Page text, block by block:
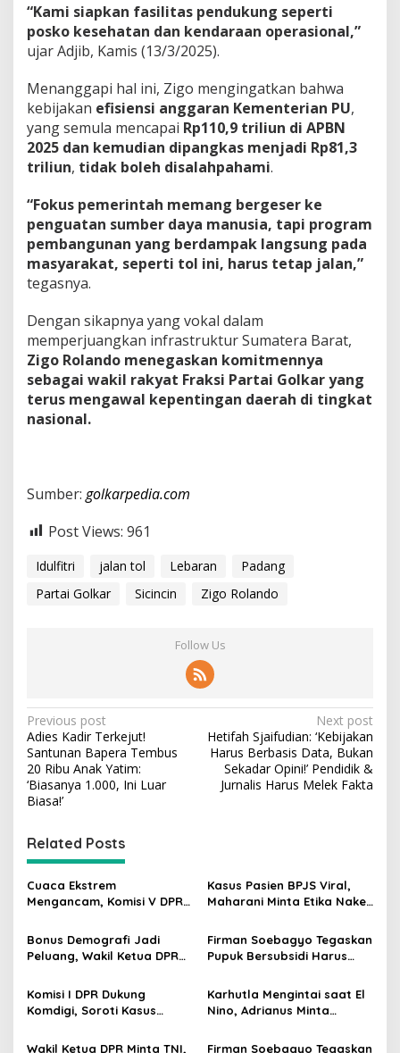
“Kami siapkan fasilitas pendukung seperti
posko kesehatan dan kendaraan operasional,”
ujar Adjib, Kamis (13/3/2025).
Menanggapi hal ini, Zigo mengingatkan bahwa
kebijakan efisiensi anggaran Kementerian PU,
yang semula mencapai Rp110,9 triliun di APBN
2025 dan kemudian dipangkas menjadi Rp81,3
triliun, tidak boleh disalahpahami.
“Fokus pemerintah memang bergeser ke
penguatan sumber daya manusia, tapi program
pembangunan yang berdampak langsung pada
masyarakat, seperti tol ini, harus tetap jalan,”
tegasnya.
Dengan sikapnya yang vokal dalam
memperjuangkan infrastruktur Sumatera Barat,
Zigo Rolando menegaskan komitmennya
sebagai wakil rakyat Fraksi Partai Golkar yang
terus mengawal kepentingan daerah di tingkat
nasional.
Sumber: golkarpedia.com
Post Views: 961
Idulfitri jalan tol Lebaran
Padang
Partai Golkar
Sicincin Zigo Rolando
Follow Us
P
o
s
t
a
v
i
a
i
Previous post
Adies Kadir Terkejut!
Santunan Bapera Tembus
20 Ribu Anak Yatim:
‘Biasanya 1.000, Ini Luar
Biasa!’
Next post
Hetifah Sjaifudian: ‘Kebijakan
Harus Berbasis Data, Bukan
Sekadar Opini!’ Pendidik &
Jurnalis Harus Melek Fakta
Related Posts
Cuaca Ekstrem
Mengancam, Komisi V DPR
Kesiapan Petani Indramayu
Kasus Pasien BPJS Viral,
Maharani Minta Etika Nakes
Dievaluasi
Bonus Demografi Jadi
Peluang, Wakil Ketua DPR
Tembus Pasar Kerja Global
Firman Soebagyo Tegaskan
Pupuk Bersubsidi Harus
Wajib Sesuai RDKK
Komisi I DPR Dukung
Komdigi, Soroti Kasus
GIIAS Tanpa Izin
Karhutla Mengintai saat El
Nino, Adrianus Minta
Bergerak Lebih Serius
Wakil Ketua DPR Minta TNI, Firman Soebagyo Tegaskan